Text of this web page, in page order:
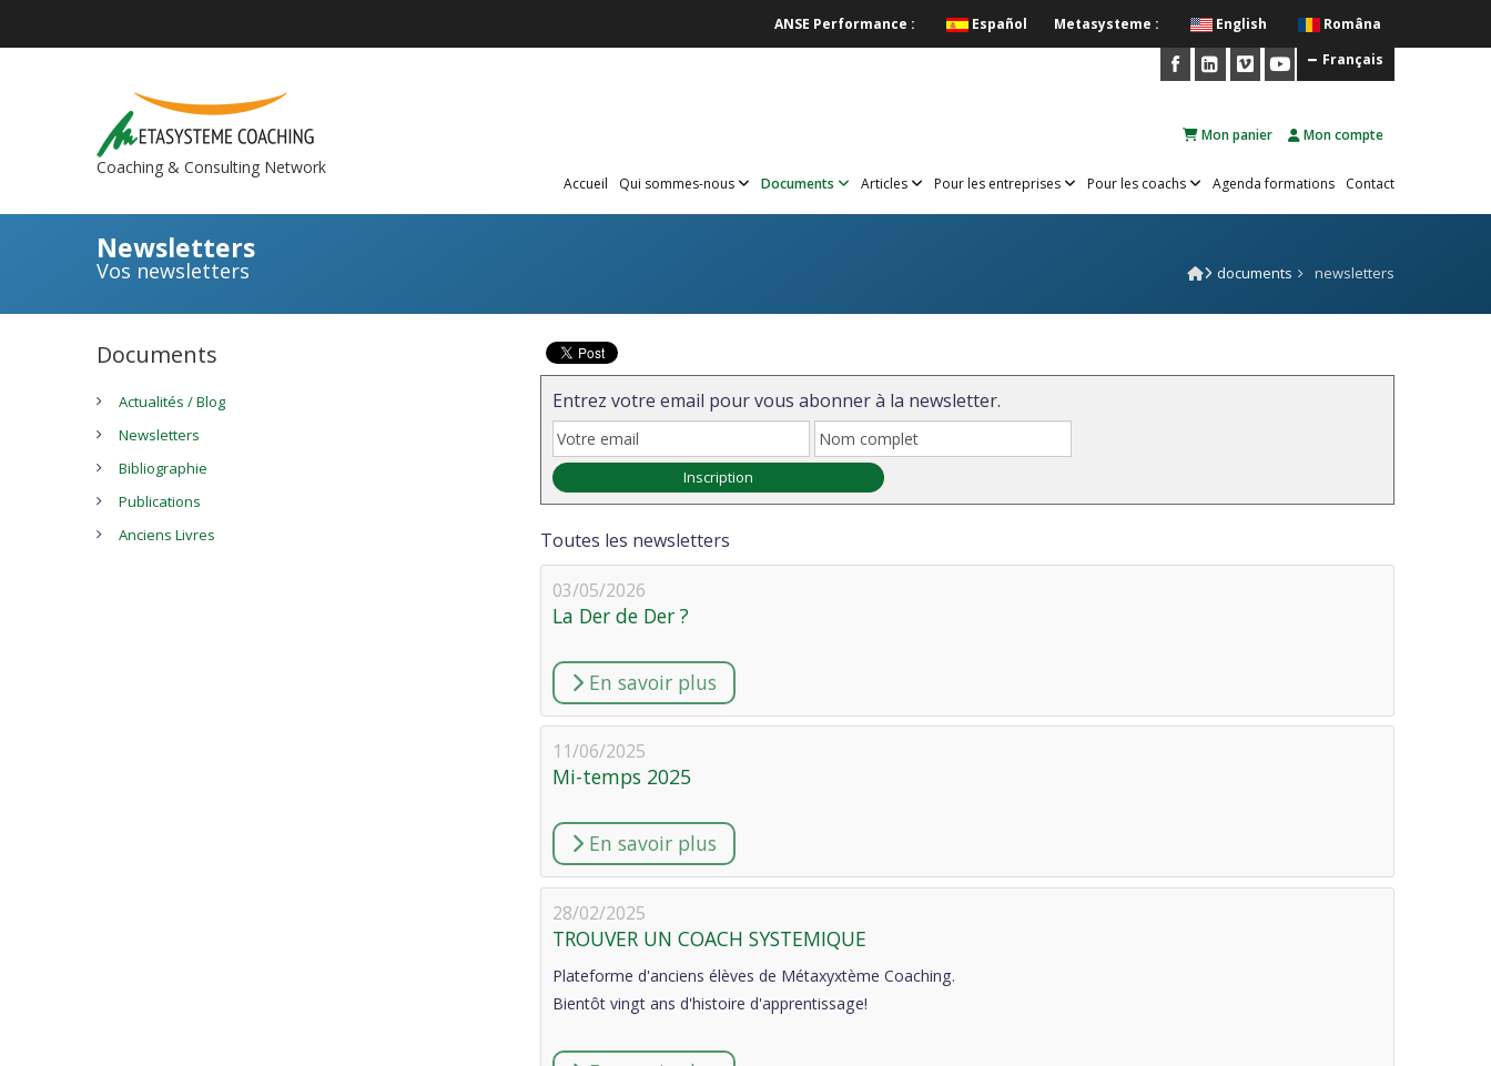
Metasysteme : English Româna
ANSE Performance :
Español
Français
Coaching & Consulting Network
Mon panier Mon compte
Accueil Qui sommes-nous Documents Articles Pour les entreprises Pour les coachs Agenda formations Contact
Newsletters
Vos newsletters documents newsletters
Documents
Actualités / Blog
Newsletters
Bibliographie
Publications
Anciens Livres
Entrez votre email pour vous abonner à la newsletter.
Toutes les newsletters
03/05/2026
La Der de Der ?
En savoir plus
11/06/2025
Mi-temps 2025
En savoir plus
28/02/2025
TROUVER UN COACH SYSTEMIQUE
Plateforme d'anciens élèves de Métaxyxtème Coaching.
Bientôt vingt ans d'histoire d'apprentissage!